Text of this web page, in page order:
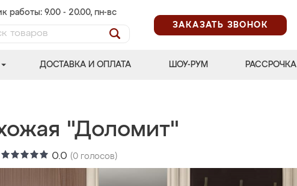
работы: 9.00 - 20.00, пн-вс
ЗАКАЗАТЬ ЗВОНОК
ДОСТАВКА И ОПЛАТА ШОУ-РУМ РАССРОЧКА
"Доломит"
0.0 (0 голосов)